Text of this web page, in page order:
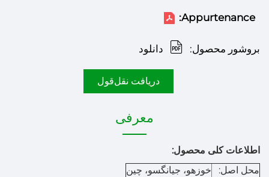
Appurtenance:
بروشور محصول: دانلود
دریافت نقل‌قول
معرفی
اطلاعات کلی محصول:
محل اصل:
خوزهو، جیانگسو، چین